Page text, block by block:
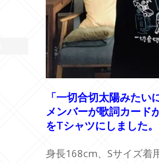
「一切合切太陽みた
メンバーが歌詞カード
をTシャツにしました
身長168cm、Sサイズ着